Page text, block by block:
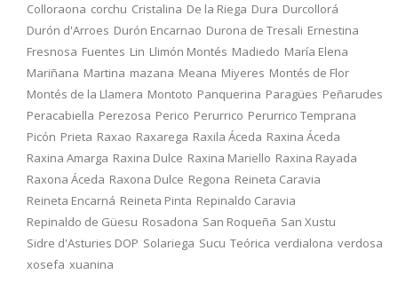
Colloraona corchu Cristalina De la Riega Dura Durcollorá
Durón d'Arroes Durón Encarnao Durona de Tresali Ernestina
Fresnosa Fuentes Lin Llimón Montés Madiedo María Elena
Mariñana Martina mazana Meana Miyeres Montés de Flor
Montés de la Llamera Montoto Panquerina Paragües Peñarudes
Peracabiella Perezosa Perico Perurrico Perurrico Temprana
Picón Prieta Raxao Raxarega Raxila Áceda Raxina Áceda
Raxina Amarga Raxina Dulce Raxina Mariello Raxina Rayada
Raxona Áceda Raxona Dulce Regona Reineta Caravia
Reineta Encarná Reineta Pinta Repinaldo Caravia
Repinaldo de Güesu Rosadona San Roqueña San Xustu
Sidre d'Asturies DOP Solariega Sucu Teórica verdialona verdosa
xosefa xuanina